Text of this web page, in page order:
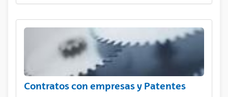
Contratos con empresas y Patentes